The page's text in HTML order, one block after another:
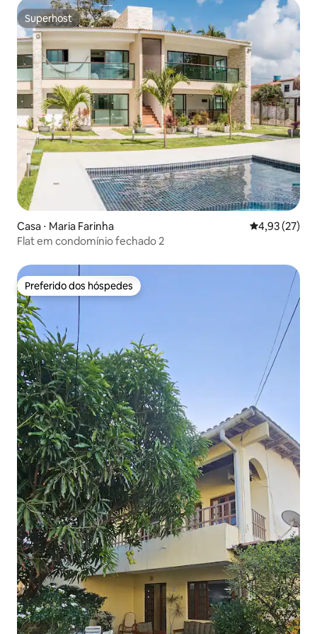
Superhost
Superhost
Casa ⋅ Maria Farinha 4,93 de uma
4,93 (27)
Flat em condomínio fechado 2
Preferido dos hóspedes
Preferido dos hóspedes